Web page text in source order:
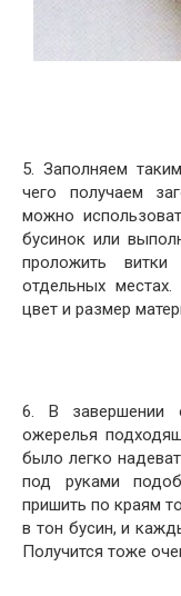
5. Заполняем
чего получаем
можно
бусинок или
проложить
отдельных
цвет и размер
6. В завершении
ожерелья
было легко
под руками
пришить по краям
в тон бусин, и
Получится тоже